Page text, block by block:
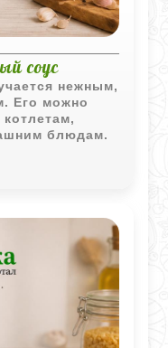
соус
нежным,
Его можно
блюдам.